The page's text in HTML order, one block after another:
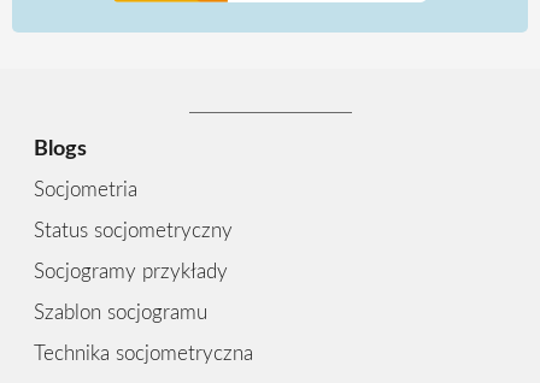
Blogs
Socjometria
Status socjometryczny
Socjogramy przykłady
Szablon socjogramu
Technika socjometryczna